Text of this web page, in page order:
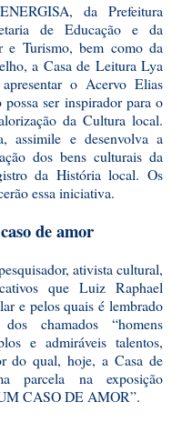
da Prefeitura
de Educação e da
e Turismo, bem como da
a Casa de Leitura Lya
o Acervo Elias
ser inspirador para o
da Cultura local.
assimile e desenvolva a
dos bens culturais da
da História local. Os
essa iniciativa.
de amor
ativista cultural,
que Luiz Raphael
e pelos quais é lembrado
chamados “homens
e admiráveis talentos,
do qual, hoje, a Casa de
parcela na exposição
CASO DE AMOR”.